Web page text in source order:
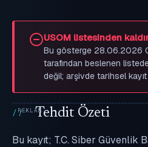
USOM listesinden
Bu gösterge 28.06.2026
tarafından beslenen
değil; arşivde tarihsel kayıt
Tehdit Özeti
Bu kayıt; T.C. Siber Güvenlik